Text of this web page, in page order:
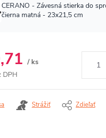
/ ks
DPH
Strážiť Zdieľať